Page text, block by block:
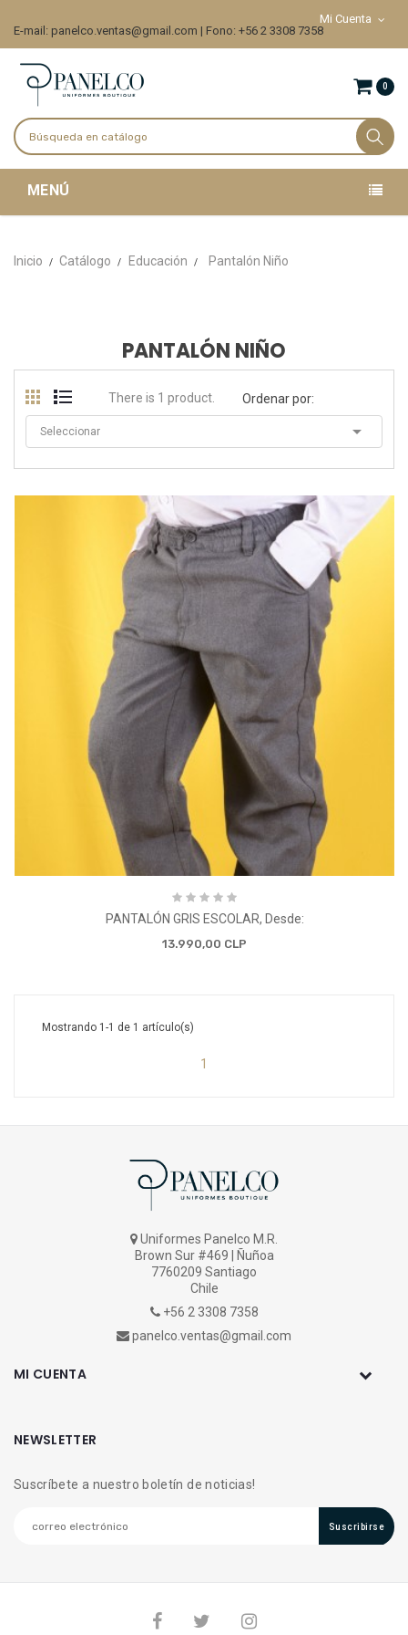
Mi Cuenta
E-mail: panelco.ventas@gmail.com | Fono: +56 2 3308 7358
0
MENÚ
Inicio Catálogo Educación Pantalón Niño
PANTALÓN NIÑO
There is 1 product. Ordenar por:
Seleccionar 
PANTALÓN GRIS ESCOLAR, Desde:
13.990,00 CLP
Mostrando 1-1 de 1 artículo(s)
1
Uniformes Panelco M.R.
Brown Sur #469 | Ñuñoa
7760209 Santiago
Chile
+56 2 3308 7358
panelco.ventas@gmail.com
MI CUENTA
NEWSLETTER
Suscríbete a nuestro boletín de noticias!
Suscribirse